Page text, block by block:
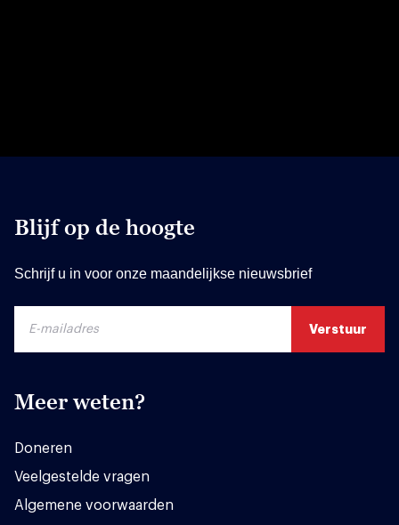
Blijf op de hoogte
Schrijf u in voor onze maandelijkse nieuwsbrief
Meer weten?
Doneren
Veelgestelde vragen
Algemene voorwaarden